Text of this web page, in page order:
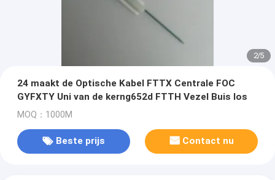
2/5
24 maakt de Optische Kabel FTTX Centrale FOC
GYFXTY Uni van de kerng652d FTTH Vezel Buis los
MOQ：1000M
Beste prijs Contact nu